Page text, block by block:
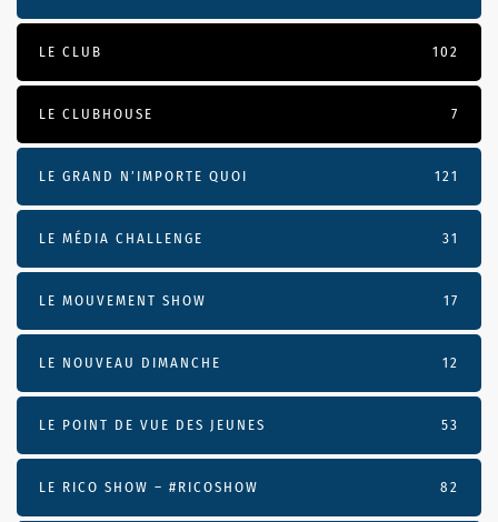
LE CLUB 102
LE CLUBHOUSE 7
LE GRAND N’IMPORTE QUOI 121
LE MÉDIA CHALLENGE 31
LE MOUVEMENT SHOW 17
LE NOUVEAU DIMANCHE 12
LE POINT DE VUE DES JEUNES 53
LE RICO SHOW – #RICOSHOW 82